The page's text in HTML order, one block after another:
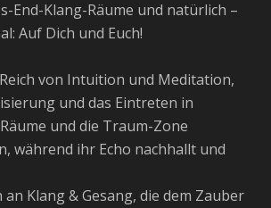
End-Klang-Räume und natürlich –
Auf Dich und Euch!
von Intuition und Meditation,
und das Eintreten in
und die Traum-Zone
während ihr Echo nachhallt und
Klang & Gesang, die dem Zauber